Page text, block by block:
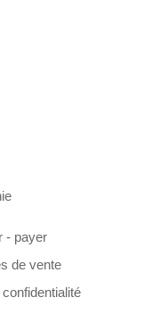
- payer
de vente